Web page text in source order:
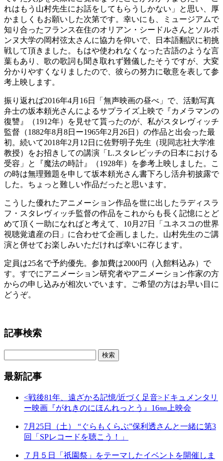
れはもう山村先生にお話をしてもらうしかない」と思い、厚
かましくもお願いした次第です。幸いにも、ミュージアムで
知り合ったフランス在住のオリアン・シードルさんとソルボ
ンヌ大学の岡村弦太さんに協力を仰いで、日本語翻訳に初挑
戦して頂きました。もはや使われなくなった古語のような言
葉もあり、歌の歌詞も聞き取れず難儀したそうですが、大変
分かりやすくなりましたので、彼らの努力に敬意を表して参
考上映します。
振り返れば2016年4月16日「無声映画の昼べ」で、活動写真
弁士の坂本頼光さんによるサプライズ上映で『カメラマンの
復讐』（1912年）を見せて貰ったのが、私がスタレヴィッチ
監督（1882年8月8日ー1965年2月26日）の作品と出会った最
初。続いて2018年2月12日に佐野明子先生（現同志社大学准
教授）をお招きしての講演「L.スタレビッチの日本における
受容」と『魔法の時計』（1928年）を参考上映しました。こ
の時は無理難題を申して坂本頼光さん書下ろし活弁初披露で
した。ちょっと難しい作品だったと思います。
こうした優れたアニメーション作品を世に出したラディスラ
フ・スタレヴィッチ監督の作品をこれからも長く記憶にとど
めて頂く一助になればと考えて、10月27日「ユネスコの世界
視聴覚遺産の日」に合わせて企画しました。山村先生のご講
演と併せてお楽しみいただければ幸いに存じます。
定員は25名で予約優先。参加費は2000円（入館料込み）で
す。すでにアニメーション研究者やアニメーション作家の方
からの申し込みが相次いでいます。ご希望の方はお早い目に
どうぞ。
記事検索
最新記事
<戦後81年、遠ざかる記憶/近づく足音>ドキュメンタリ
ー映画『がれきのにほんれっとう』16㎜上映会
7月25日（土） “ぐらもくらぶ”保利透さんと一緒に第3
回「SPレコードを聴こう！」
７月５日「祇園祭」をテーマしたイベントを開催しま